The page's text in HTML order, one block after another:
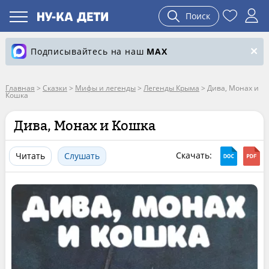
Поиск
Подписывайтесь на наш MAX
Главная > Сказки > Мифы и легенды > Легенды Крыма > Дива, Монах и
Кошка
Дива, Монах и Кошка
Читать Слушать Скачать: